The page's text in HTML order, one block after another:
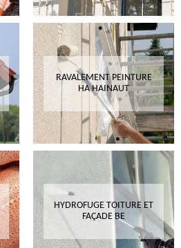
RAVALEMENT PEINTURE
HA HAINAUT
HYDROFUGE TOITURE ET
FAÇADE BE